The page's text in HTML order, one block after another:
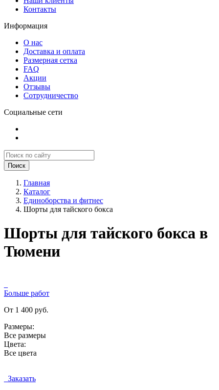
Контакты
Информация
О нас
Доставка и оплата
Размерная сетка
FAQ
Акции
Отзывы
Сотрудничество
Социальные сети
Поиск
Главная
Каталог
Единоборства и фитнес
Шорты для тайского бокса
Шорты для тайского бокса в
Тюмени
Больше работ
От 1 400 руб.
Размеры:
Все размеры
Цвета:
Все цвета
Заказать